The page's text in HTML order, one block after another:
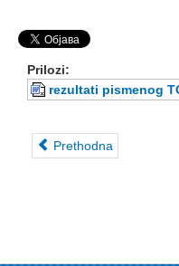
Prilozi:
rezultati pismenog
Prethodna